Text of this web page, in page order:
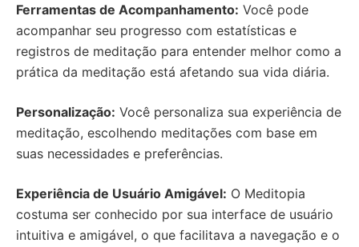
Ferramentas de Acompanhamento: Você pode
acompanhar seu progresso com estatísticas e
registros de meditação para entender melhor como a
prática da meditação está afetando sua vida diária.
Personalização: Você personaliza sua experiência de
meditação, escolhendo meditações com base em
suas necessidades e preferências.
Experiência de Usuário Amigável: O Meditopia
costuma ser conhecido por sua interface de usuário
intuitiva e amigável, o que facilitava a navegação e o